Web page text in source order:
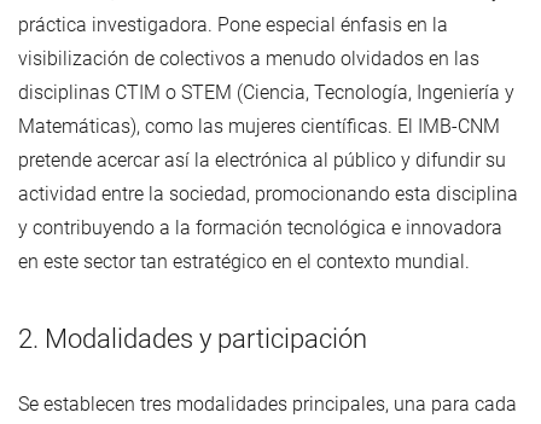
práctica investigadora. Pone especial énfasis en la
visibilización de colectivos a menudo olvidados en las
disciplinas CTIM o STEM (Ciencia, Tecnología, Ingeniería y
Matemáticas), como las mujeres científicas. El IMB-CNM
pretende acercar así la electrónica al público y difundir su
actividad entre la sociedad, promocionando esta disciplina
y contribuyendo a la formación tecnológica e innovadora
en este sector tan estratégico en el contexto mundial.
2. Modalidades y participación
Se establecen tres modalidades principales, una para cada